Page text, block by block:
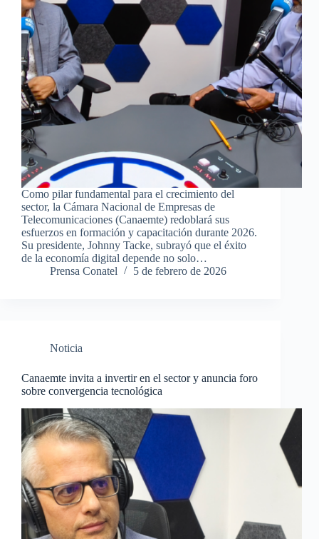
Como pilar fundamental para el crecimiento del
sector, la Cámara Nacional de Empresas de
Telecomunicaciones (Canaemte) redoblará sus
esfuerzos en formación y capacitación durante 2026.
Su presidente, Johnny Tacke, subrayó que el éxito
de la economía digital depende no solo…
Prensa Conatel
5 de febrero de 2026
Noticia
Canaemte invita a invertir en el sector y anuncia foro
sobre convergencia tecnológica